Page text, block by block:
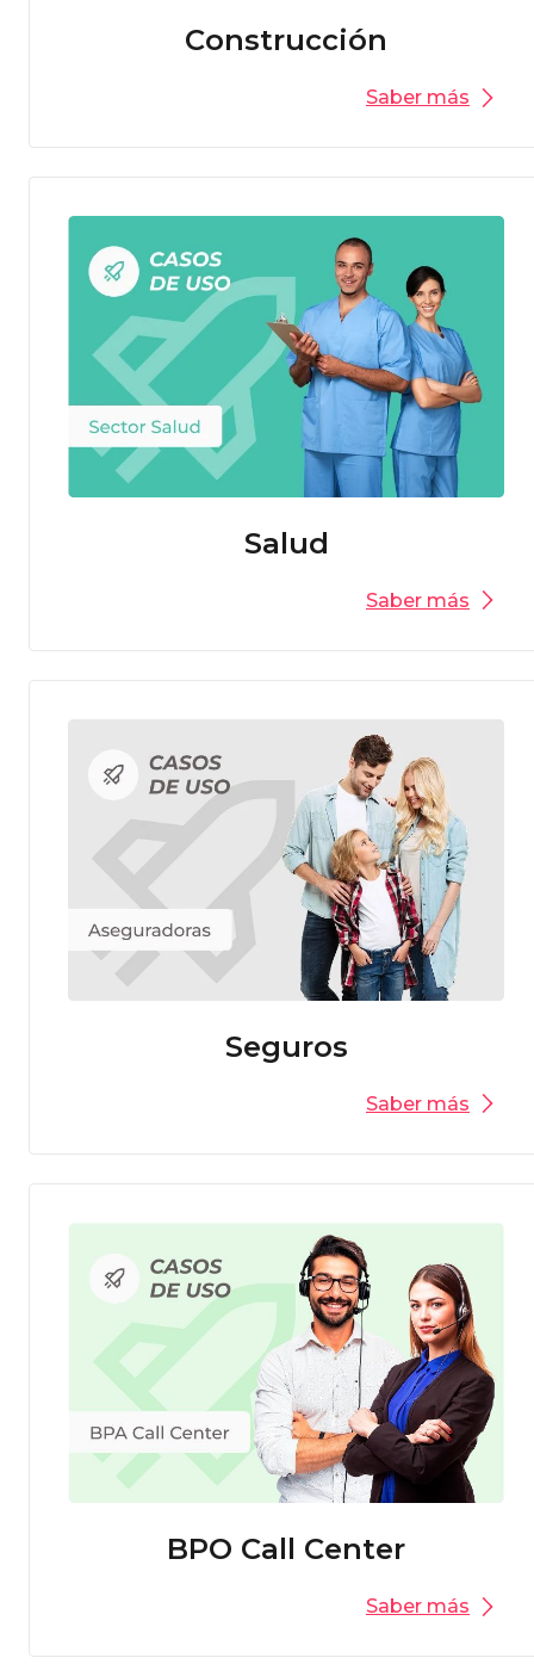
Construcción
Saber más
Salud
Saber más
Seguros
Saber más
BPO Call Center
Saber más